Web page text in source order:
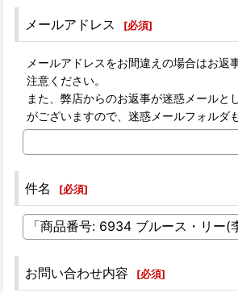
メールアドレス [必須]
メールアドレスをお間違えの場合はお返
注意ください。
また、弊店からのお返事が迷惑メールと
がございますので、迷惑メールフォルダ
件名 [必須]
お問い合わせ内容 [必須]